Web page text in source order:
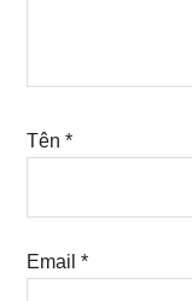
Tên*
Email*